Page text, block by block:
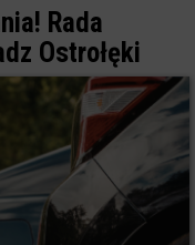
Rada
Ostrołęki